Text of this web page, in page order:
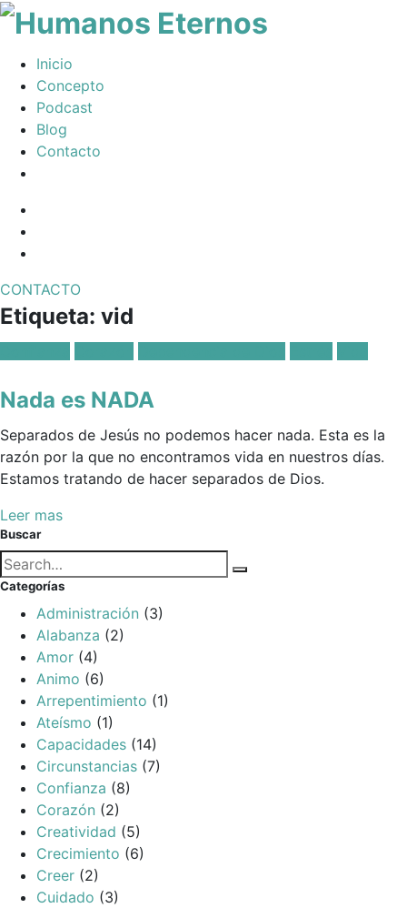
Somos
humanos,
pero
Dios
nos
creó
mucho
mas
Inicio
Concepto
Podcast
Blog
Contacto
CONTACTO
Toggle
navigation
Etiqueta: vid
Nada es NADA
Separados de Jesús no podemos hacer nada. Esta es la
razón por la que no encontramos vida en nuestros días.
Estamos tratando de hacer separados de Dios.
Leer mas
Buscar
Búsqueda
para:
Categorías
Administración (3)
Alabanza (2)
Amor (4)
Animo (6)
Arrepentimiento (1)
Ateísmo (1)
Capacidades (14)
Circunstancias (7)
Confianza (8)
Corazón (2)
Creatividad (5)
Crecimiento (6)
Creer (2)
Cuidado (3)